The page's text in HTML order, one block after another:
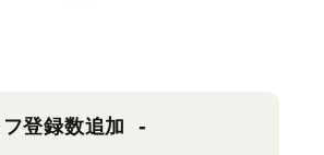
登録数追加